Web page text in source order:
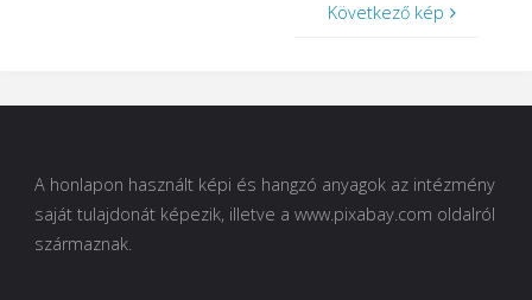
Következő kép
A honlapon használt képi és hangzó anyagok az intézmény
saját tulajdonát képezik, illetve a www.pixabay.com oldalról
származnak.